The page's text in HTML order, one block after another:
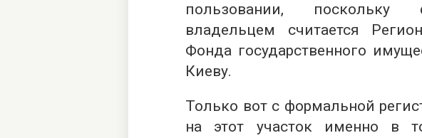
пользовании,
владельцем считается
Фонда государственного
Киеву.
Только вот с формальной
на этот участок именно в